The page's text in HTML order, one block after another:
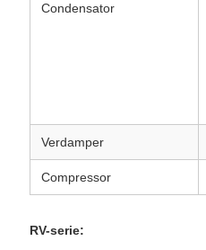
Condensator
Verdamper
Compressor
RV-serie: